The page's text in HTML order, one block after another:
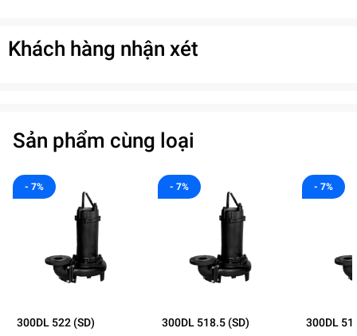
Khách hàng nhận xét
Sản phẩm cùng loại
- 7%
300DL 522 (SD)
- 7%
300DL 518.5 (SD)
- 7%
300DL